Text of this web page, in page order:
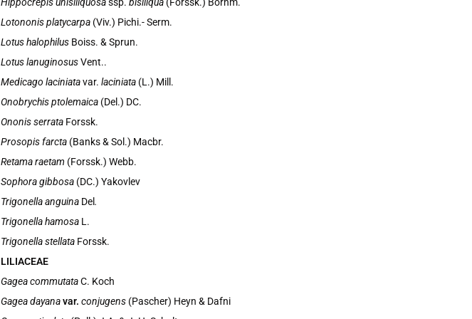
Lotononis platycarpa (Viv.) Pichi.- Serm.
Lotus halophilus Boiss. & Sprun.
Lotus lanuginosusVent..
Medicago laciniatavar. laciniata (L.) Mill.
Onobrychis ptolemaica (Del.) DC.
Ononis serrata Forssk.
Prosopis farcta (Banks & Sol.) Macbr.
Retama raetam (Forssk.) Webb.
Sophora gibbosa (DC.) Yakovlev
Trigonella anguina Del.
Trigonella hamosa L.
Trigonella stellata Forssk.
LILIACEAE
Gagea commutataC. Koch
Gagea dayanavar. conjugens (Pascher) Heyn & Dafni